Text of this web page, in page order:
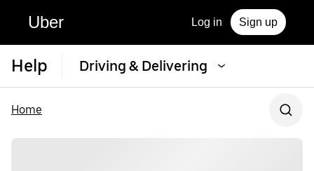
Uber Log in Sign up
Help Driving & Delivering
Home